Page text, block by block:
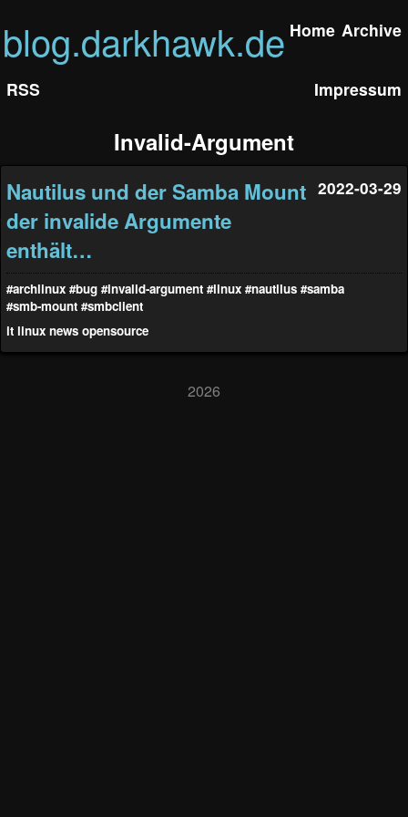
blog.darkhawk.de Home Archive
RSS Impressum
Invalid-Argument
Nautilus und der Samba Mount
der invalide Argumente
enthält…
2022-03-29
#archlinux #bug #invalid-argument #linux #nautilus #samba
#smb-mount #smbclient
it linux news opensource
2026